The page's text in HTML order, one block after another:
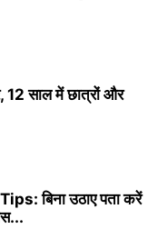
12 साल में छात्रों और
बिना उठाए पता करें